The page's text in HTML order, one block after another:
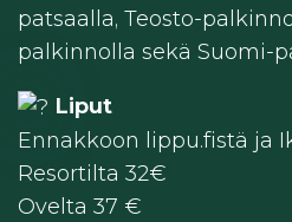
patsaalla, Teosto-
palkinnolla sekä Suomi-
Liput
Ennakkoon lippu.fistä ja
Resortilta 32€
Ovelta 37 €